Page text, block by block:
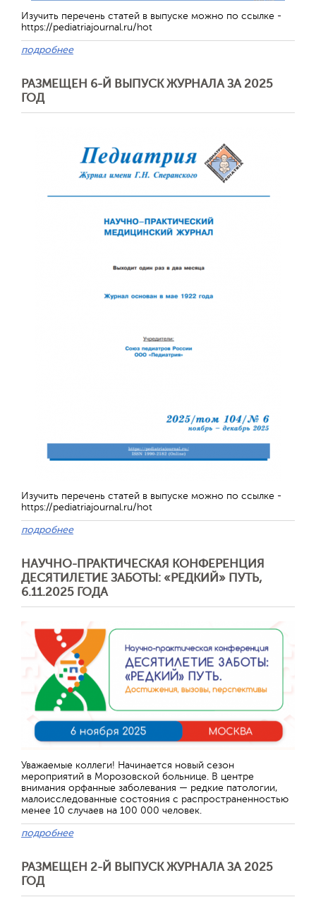
Изучить перечень статей в выпуске можно по ссылке -
https://pediatriajournal.ru/hot
подробнее
РАЗМЕЩЕН 6-Й ВЫПУСК ЖУРНАЛА ЗА 2025
ГОД
Изучить перечень статей в выпуске можно по ссылке -
https://pediatriajournal.ru/hot
подробнее
НАУЧНО-ПРАКТИЧЕСКАЯ КОНФЕРЕНЦИЯ
ДЕСЯТИЛЕТИЕ ЗАБОТЫ: «РЕДКИЙ» ПУТЬ,
6.11.2025 ГОДА
Уважаемые коллеги! Начинается новый сезон
мероприятий в Морозовской больнице. В центре
внимания орфанные заболевания — редкие патологии,
малоисследованные состояния с распространенностью
менее 10 случаев на 100 000 человек.
подробнее
РАЗМЕЩЕН 2-Й ВЫПУСК ЖУРНАЛА ЗА 2025
ГОД
Отправить